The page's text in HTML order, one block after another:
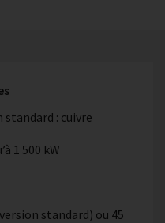
standard : cuivre
1 500 kW
standard) ou 45